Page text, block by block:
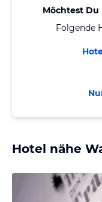
Möchtest Du
Folgende
Hotel nähe